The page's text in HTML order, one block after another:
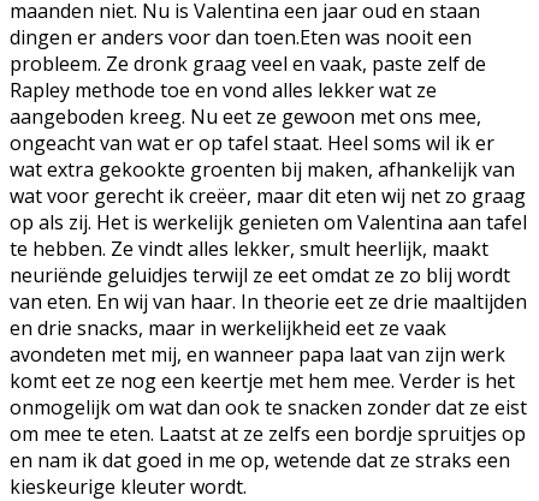
maanden niet. Nu is Valentina een jaar oud en staan
dingen er anders voor dan toen.Eten was nooit een
probleem. Ze dronk graag veel en vaak, paste zelf de
Rapley methode toe en vond alles lekker wat ze
aangeboden kreeg. Nu eet ze gewoon met ons mee,
ongeacht van wat er op tafel staat. Heel soms wil ik er
wat extra gekookte groenten bij maken, afhankelijk van
wat voor gerecht ik creëer, maar dit eten wij net zo graag
op als zij. Het is werkelijk genieten om Valentina aan tafel
te hebben. Ze vindt alles lekker, smult heerlijk, maakt
neuriënde geluidjes terwijl ze eet omdat ze zo blij wordt
van eten. En wij van haar. In theorie eet ze drie maaltijden
en drie snacks, maar in werkelijkheid eet ze vaak
avondeten met mij, en wanneer papa laat van zijn werk
komt eet ze nog een keertje met hem mee. Verder is het
onmogelijk om wat dan ook te snacken zonder dat ze eist
om mee te eten. Laatst at ze zelfs een bordje spruitjes op
en nam ik dat goed in me op, wetende dat ze straks een
kieskeurige kleuter wordt.